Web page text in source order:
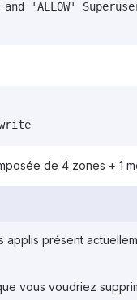
'ALLOW'
de 4 zones + 1
applis présent
vous voudriez